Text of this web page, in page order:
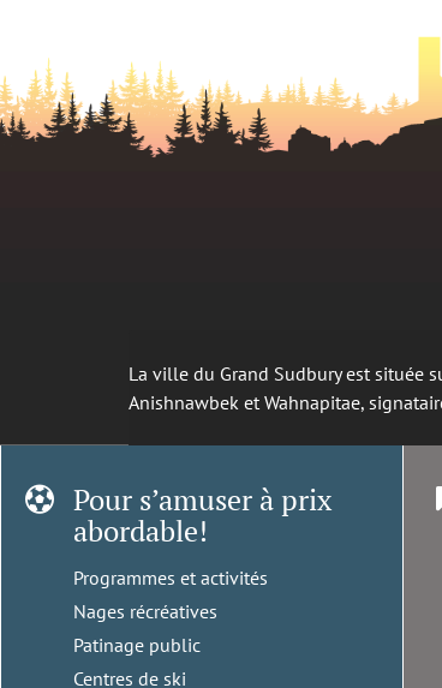
La ville du Grand Sudbury est située
Anishnawbek et Wahnapitae,
Pour s’amuser à prix
abordable!
Programmes et activités
Nages récréatives
Patinage public
Centres de ski